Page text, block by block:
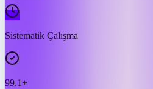
Sistematik Çalışma
99.1+